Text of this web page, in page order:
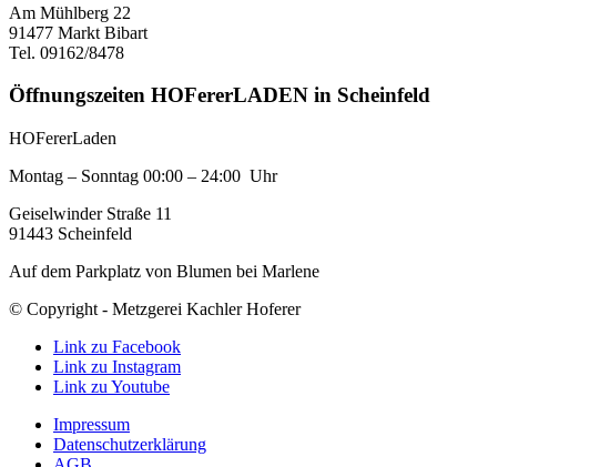
Am Mühlberg 22
91477 Markt Bibart
Tel. 09162/8478
Öffnungszeiten HOFererLADEN in Scheinfeld
HOFererLaden
Montag – Sonntag 00:00 – 24:00 Uhr
Geiselwinder Straße 11
91443 Scheinfeld
Auf dem Parkplatz von Blumen bei Marlene
© Copyright - Metzgerei Kachler Hoferer
Link zu Facebook
Link zu Instagram
Link zu Youtube
Impressum
Datenschutzerklärung